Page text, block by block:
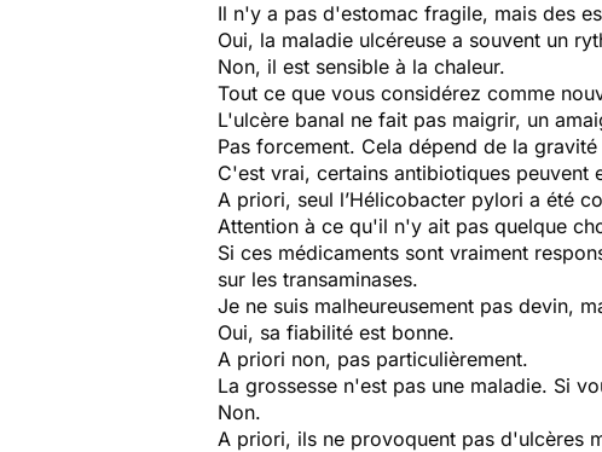
Il n'y a pas d'estomac fragile, mais des
Oui, la maladie ulcéreuse a souvent un
Non, il est sensible à la chaleur.
Tout ce que vous considérez comme
L'ulcère banal ne fait pas maigrir, un
Pas forcement. Cela dépend de la
C'est vrai, certains antibiotiques peuvent
A priori, seul l’Hélicobacter pylori a été
Attention à ce qu'il n'y ait pas quelque
Si ces médicaments sont vraiment
sur les transaminases.
Je ne suis malheureusement pas devin,
Oui, sa fiabilité est bonne.
A priori non, pas particulièrement.
La grossesse n'est pas une maladie. Si
Non.
A priori, ils ne provoquent pas d'ulcères